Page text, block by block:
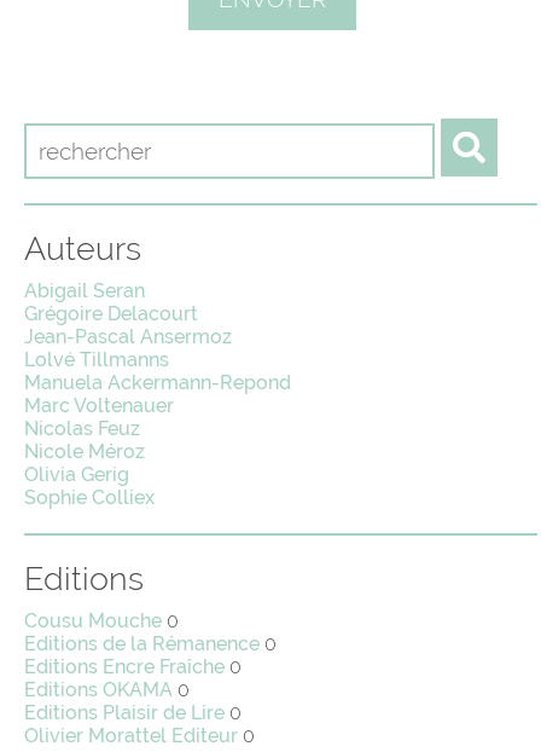
Auteurs
Abigail Seran
Grégoire Delacourt
Jean-Pascal Ansermoz
Lolvé Tillmanns
Manuela Ackermann-Repond
Marc Voltenauer
Nicolas Feuz
Nicole Méroz
Olivia Gerig
Sophie Colliex
Editions
Cousu Mouche 0
Editions de la Rémanence 0
Editions Encre Fraîche 0
Editions OKAMA 0
Editions Plaisir de Lire 0
Olivier Morattel Editeur 0